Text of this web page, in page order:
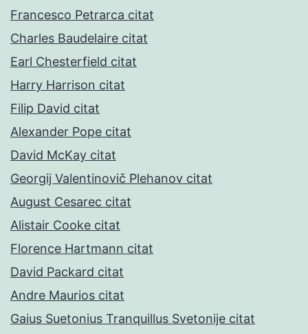
Francesco Petrarca citat
Charles Baudelaire citat
Earl Chesterfield citat
Harry Harrison citat
Filip David citat
Alexander Pope citat
David McKay citat
Georgij Valentinovič Plehanov citat
August Cesarec citat
Alistair Cooke citat
Florence Hartmann citat
David Packard citat
Andre Maurios citat
Gaius Suetonius Tranquillus Svetonije citat